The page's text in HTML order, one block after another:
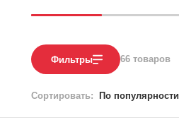
Фильтры 66 товаров
Сортировать: По популярности